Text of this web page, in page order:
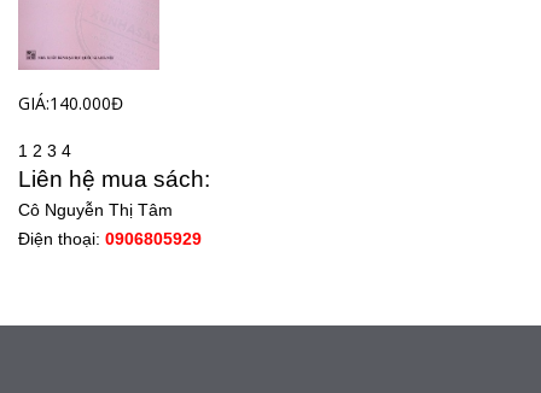
GIÁ:140.000Đ
1 2 3 4
Liên hệ mua sách:
Cô Nguyễn Thị Tâm
Điện thoại: 0906805929